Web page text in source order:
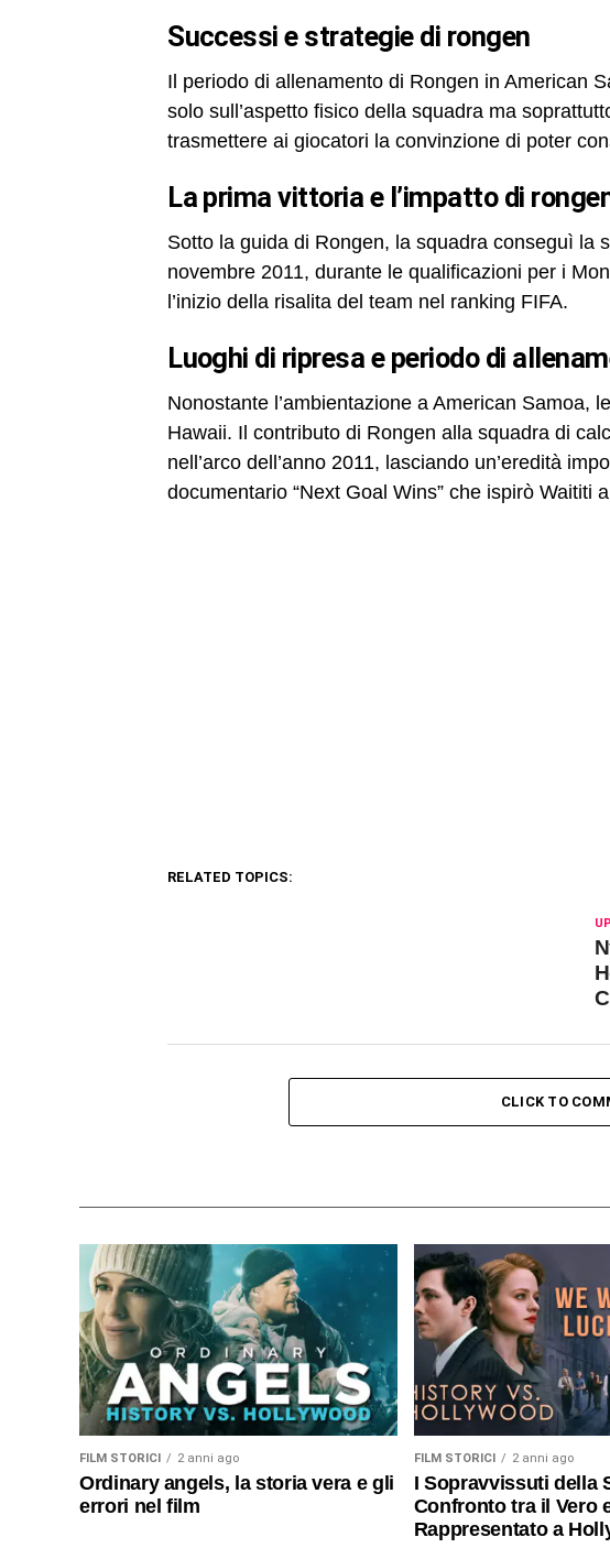
successi e strategie di rongen
Il periodo di allenamento di Rongen in American
solo sull’aspetto fisico della squadra ma
trasmettere ai giocatori la convinzione di poter
la prima vittoria e l’impatto di
Sotto la guida di Rongen, la squadra conseguì la
novembre 2011, durante le qualificazioni per i
l’inizio della risalita del team nel ranking FIFA.
luoghi di ripresa e periodo di
Nonostante l’ambientazione a American Samoa,
Hawaii. Il contributo di Rongen alla squadra di
nell’arco dell’anno 2011, lasciando un’eredità
documentario “Next Goal Wins” che ispirò Waititi
RELATED TOPICS:
CLICK TO
FILM STORICI 2 anni ago
Ordinary angels, la storia vera e gli
errori nel film
FILM STORICI 2 anni ago
I Sopravvissuti della
Confronto tra il Vero
Rappresentato a